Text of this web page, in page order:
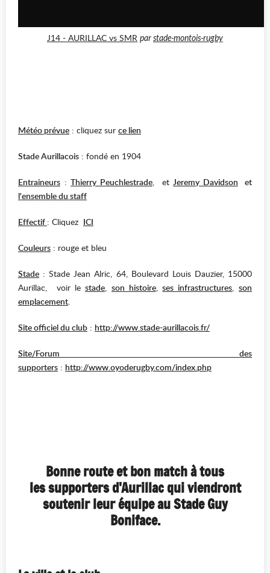
J14 - AURILLAC vs SMR parstade-montois-rugby
Météo prévue : cliquez sur ce lien
Stade Aurillacois : fondé en 1904
Entraineurs :Thierry Peuchlestrade, etJeremy Davidson et
l'ensemble du staff
Effectif : Cliquez ICI
Couleurs : rouge et bleu
Stade : Stade Jean Alric, 64, Boulevard Louis Dauzier, 15000
Aurillac, voir le stade, son histoire,ses infrastructures,son
emplacement.
Site officiel du club : http://www.stade-aurillacois.fr/
Site/Forum des
supporters : http://www.oyoderugby.com/index.php
Bonne route et bon match à tous
les supporters d'Aurillac qui viendront
soutenir leur équipe au Stade Guy
Boniface.